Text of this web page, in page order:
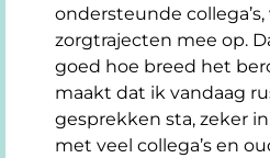
ondersteunde
zorgtrajecten mee op.
goed hoe breed het
maakt dat ik vandaag
gesprekken sta, zeker
met veel collega’s en